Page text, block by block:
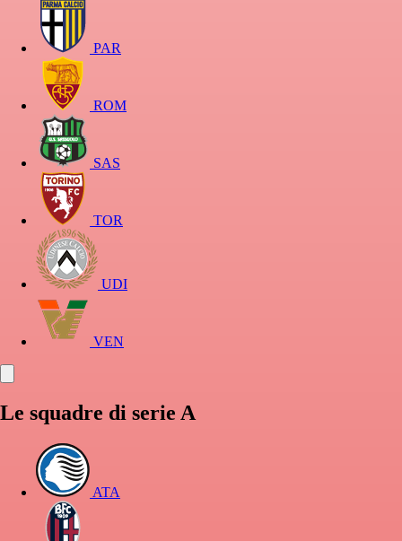
PAR
ROM
SAS
TOR
UDI
VEN
Le squadre di serie A
ATA